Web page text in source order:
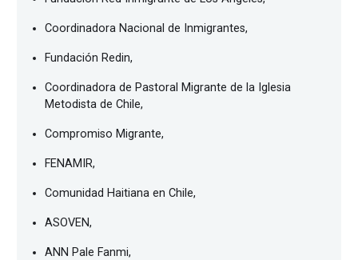
Coordinadora Nacional de Inmigrantes,
Fundación Redin,
Coordinadora de Pastoral Migrante de la Iglesia
Metodista de Chile,
Compromiso Migrante,
FENAMIR,
Comunidad Haitiana en Chile,
ASOVEN,
ANN Pale Fanmi,